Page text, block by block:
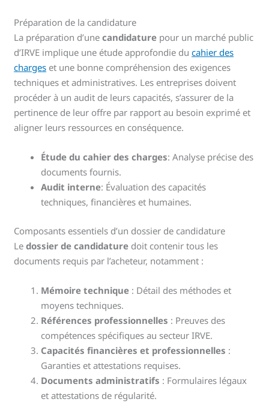
Préparation de la candidature
La préparation d’unecandidature pour un marché public
d’IRVE implique une étude approfondie ducahier des
charges et une bonne compréhension des exigences
techniques et administratives. Les entreprises doivent
procéder à un audit de leurs capacités, s’assurer de la
pertinence de leur offre par rapport au besoin exprimé et
aligner leurs ressources en conséquence.
Étude du cahier des charges: Analyse précise des
documents fournis.
Audit interne: Évaluation des capacités
techniques, financières et humaines.
Composants essentiels d’un dossier de candidature
Ledossier de candidature doit contenir tous les
documents requis par l’acheteur, notamment :
Mémoire technique : Détail des méthodes et
moyens techniques.
Références professionnelles : Preuves des
compétences spécifiques au secteur IRVE.
Capacités financières et professionnelles :
Garanties et attestations requises.
Documents administratifs : Formulaires légaux
et attestations de régularité.